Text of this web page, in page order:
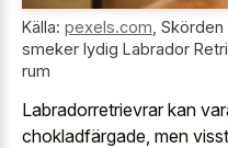
Källa: pexels.com Skörden
smeker lydig Labrador
rum
Labradorretrievrar kan
chokladfärgade, men